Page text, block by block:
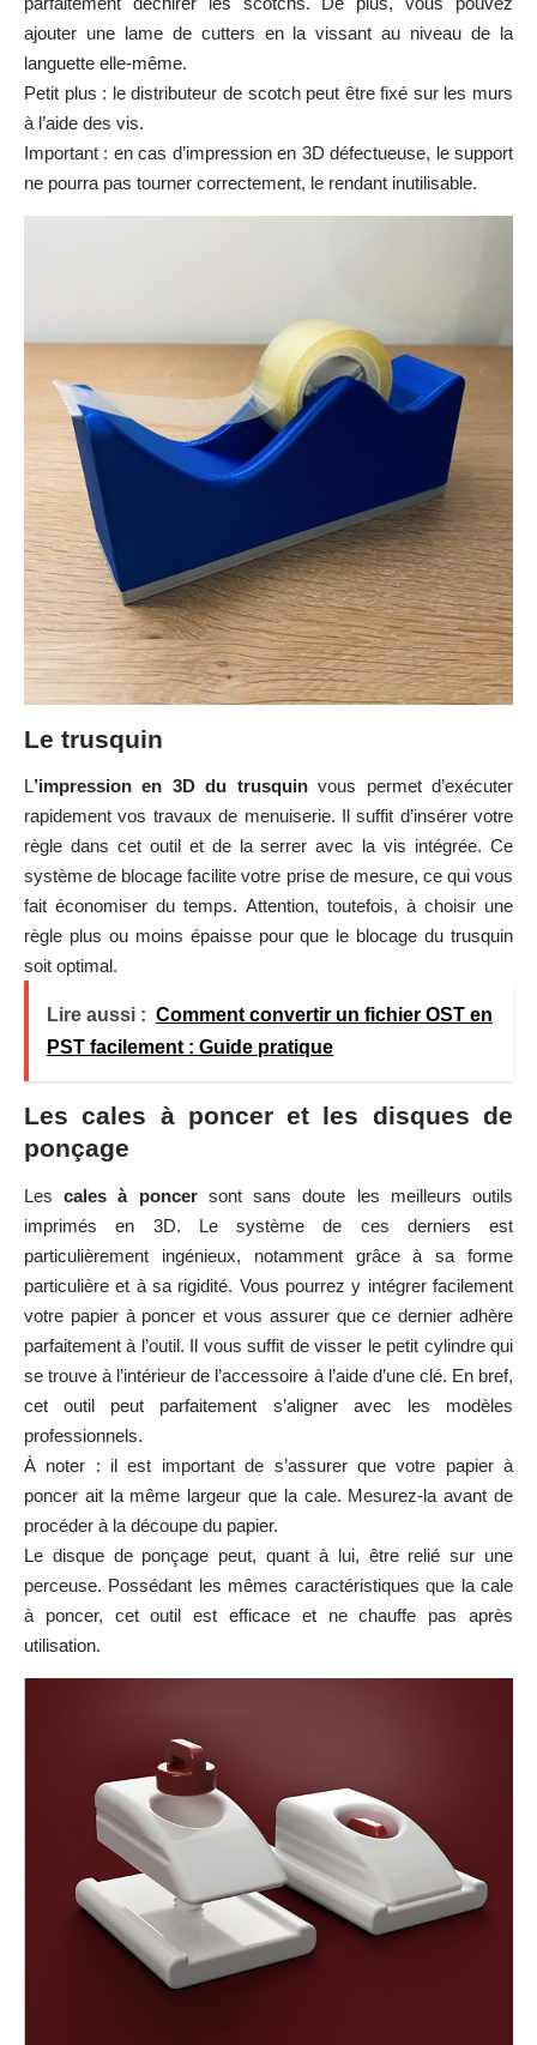
ajouter une lame de cutters en la vissant au niveau de la
languette elle-même.
Petit plus : le distributeur de scotch peut être fixé sur les murs
à l’aide des vis.
Important : en cas d’impression en 3D défectueuse, le support
ne pourra pas tourner correctement, le rendant inutilisable.
Le trusquin
L’impression en 3D du trusquinvous permet d’exécuter
rapidement vos travaux de menuiserie. Il suffit d’insérer votre
règle dans cet outil et de la serrer avec la vis intégrée. Ce
système de blocage facilite votre prise de mesure, ce qui vous
fait économiser du temps. Attention, toutefois, à choisir une
règle plus ou moins épaisse pour que le blocage du trusquin
soit optimal.
Lire aussi : Comment convertir un fichier OST en
PST facilement : Guide pratique
Les cales à poncer et les disques de
ponçage
Lescales à poncersont sans doute les meilleurs outils
imprimés en 3D. Le système de ces derniers est
particulièrement ingénieux, notamment grâce à sa forme
particulière et à sa rigidité. Vous pourrez y intégrer facilement
votre papier à poncer et vous assurer que ce dernier adhère
parfaitement à l’outil. Il vous suffit de visser le petit cylindre qui
se trouve à l’intérieur de l’accessoire à l’aide d’une clé. En bref,
cet outil peut parfaitement s’aligner avec les modèles
professionnels.
À noter : il est important de s’assurer que votre papier à
poncer ait la même largeur que la cale. Mesurez-la avant de
procéder à la découpe du papier.
Le disque de ponçage peut, quant à lui, être relié sur une
perceuse. Possédant les mêmes caractéristiques que la cale
à poncer, cet outil est efficace et ne chauffe pas après
utilisation.